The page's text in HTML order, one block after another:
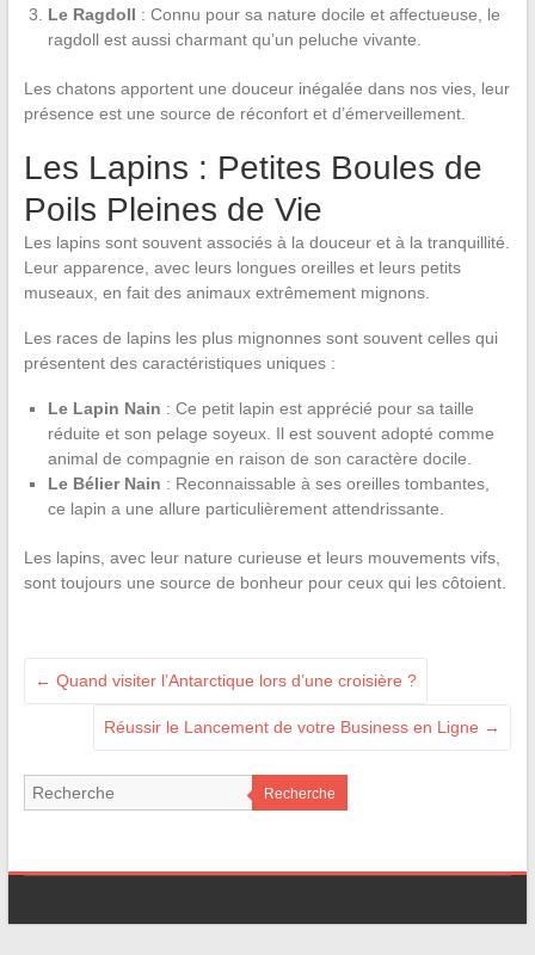
Le Ragdoll : Connu pour sa nature docile et affectueuse, le
ragdoll est aussi charmant qu’un peluche vivante.
Les chatons apportent une douceur inégalée dans nos vies, leur
présence est une source de réconfort et d’émerveillement.
Les Lapins : Petites Boules de
Poils Pleines de Vie
Les lapins sont souvent associés à la douceur et à la tranquillité.
Leur apparence, avec leurs longues oreilles et leurs petits
museaux, en fait des animaux extrêmement mignons.
Les races de lapins les plus mignonnes sont souvent celles qui
présentent des caractéristiques uniques :
Le Lapin Nain : Ce petit lapin est apprécié pour sa taille
réduite et son pelage soyeux. Il est souvent adopté comme
animal de compagnie en raison de son caractère docile.
Le Bélier Nain : Reconnaissable à ses oreilles tombantes,
ce lapin a une allure particulièrement attendrissante.
Les lapins, avec leur nature curieuse et leurs mouvements vifs,
sont toujours une source de bonheur pour ceux qui les côtoient.
← Quand visiter l’Antarctique lors d’une croisière ?
Réussir le Lancement de votre Business en Ligne →
Recherche